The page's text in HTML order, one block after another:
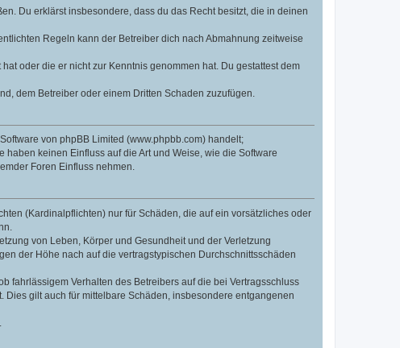
Du erklärst insbesondere, dass du das Recht besitzt, die in deinen
Regeln kann der Betreiber dich nach Abmahnung zeitweise
oder die er nicht zur Kenntnis genommen hat. Du gestattest dem
dem Betreiber oder einem Dritten Schaden zuzufügen.
von phpBB Limited (www.phpbb.com) handelt;
keinen Einfluss auf die Art und Weise, wie die Software
Foren Einfluss nehmen.
(Kardinalpflichten) nur für Schäden, die auf ein vorsätzliches oder
von Leben, Körper und Gesundheit und der Verletzung
der Höhe nach auf die vertragstypischen Durchschnittsschäden
fahrlässigem Verhalten des Betreibers auf die bei Vertragsschluss
gilt auch für mittelbare Schäden, insbesondere entgangenen